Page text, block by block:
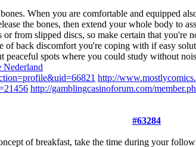
When you are comfortable and equipped
the bones, then extend your whole body to
from slipped discs, so make certain that
of back discomfort you're coping with if easy
peaceful spots where you could study without
Nederland
http://
http://gamblingcasinoforum.com/
#63284
of breakfast, take the time during your